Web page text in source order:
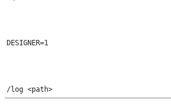
DESIGNER=1
/log <path>